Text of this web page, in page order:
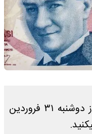
جدیدترین قیمت لیر ترکیه امروز دوشنبه ۳۱ فروردین